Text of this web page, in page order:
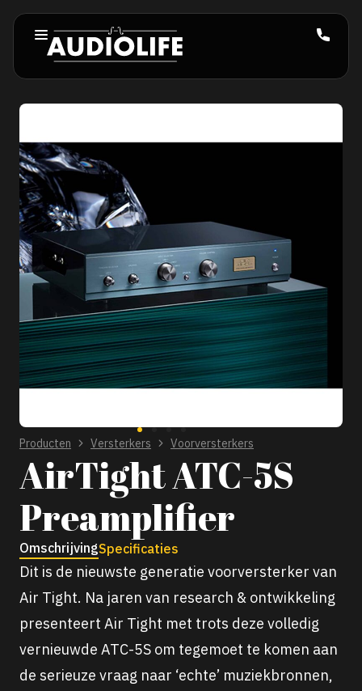
Producten Versterkers Voorversterkers
AirTight ATC-5S
Preamplifier
OmschrijvingSpecificaties
Dit is de nieuwste generatie voorversterker van
Air Tight. Na jaren van research & ontwikkeling
presenteert Air Tight met trots deze volledig
vernieuwde ATC-5S om tegemoet te komen aan
de serieuze vraag naar ‘echte’ muziekbronnen,